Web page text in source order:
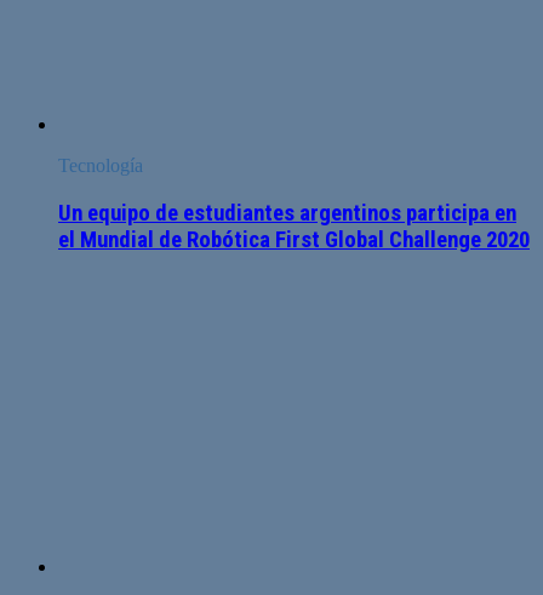
Tecnología
Un equipo de estudiantes argentinos participa en
el Mundial de Robótica First Global Challenge 2020